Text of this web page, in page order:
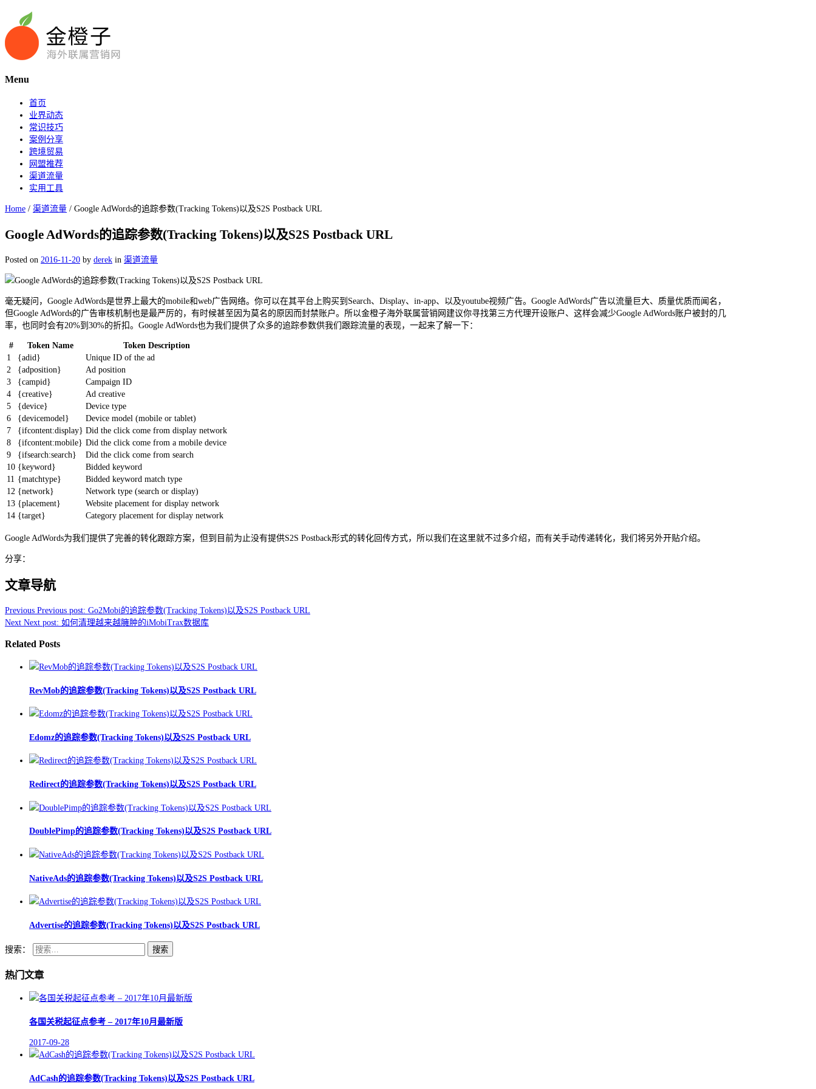
Menu
首页
业界动态
常识技巧
案例分享
跨境贸易
网盟推荐
渠道流量
实用工具
Home / 渠道流量 / Google AdWords的追踪参数(Tracking Tokens)以及S2S Postback URL
Google AdWords的追踪参数(Tracking Tokens)以及S2S Postback URL
Posted on 2016-11-20 by derek in 渠道流量
毫无疑问，Google AdWords是世界上最大的mobile和web广告网络。你可以在其平台上购买到Search、Display、in-app、以及youtube视频广告。Google AdWords广告以流量巨大、质量优质而闻名，
但Google AdWords的广告审核机制也是最严厉的，有时候甚至因为莫名的原因而封禁账户。所以金橙子海外联属营销网建议你寻找第三方代理开设账户、这样会减少Google AdWords账户被封的几
率，也同时会有20%到30%的折扣。Google AdWords也为我们提供了众多的追踪参数供我们跟踪流量的表现，一起来了解一下：
# Token Name
Token Description
1
{adid}
Unique ID of the ad
2
{adposition}
Ad position
3
{campid}
Campaign ID
4
{creative}
Ad creative
5
{device}
Device type
6
{devicemodel}
Device model (mobile or tablet)
7
{ifcontent:display} Did the click come from display network
8
{ifcontent:mobile} Did the click come from a mobile device
9
{ifsearch:search}
Did the click come from search
10 {keyword}
Bidded keyword
11 {matchtype}
Bidded keyword match type
12 {network}
Network type (search or display)
13 {placement}
Website placement for display network
14 {target} Category placement for display network
Google AdWords为我们提供了完善的转化跟踪方案，但到目前为止没有提供S2S Postback形式的转化回传方式，所以我们在这里就不过多介绍，而有关手动传递转化，我们将另外开贴介绍。
分享：
文章导航
Previous Previous post: Go2Mobi的追踪参数(Tracking Tokens)以及S2S Postback URL
Next Next post: 如何清理越来越臃肿的iMobiTrax数据库
Related Posts
RevMob的追踪参数(Tracking Tokens)以及S2S Postback URL
Edomz的追踪参数(Tracking Tokens)以及S2S Postback URL
Redirect的追踪参数(Tracking Tokens)以及S2S Postback URL
DoublePimp的追踪参数(Tracking Tokens)以及S2S Postback URL
NativeAds的追踪参数(Tracking Tokens)以及S2S Postback URL
Advertise的追踪参数(Tracking Tokens)以及S2S Postback URL
搜索：
热门文章
各国关税起征点参考 – 2017年10月最新版
2017-09-28
AdCash的追踪参数(Tracking Tokens)以及S2S Postback URL